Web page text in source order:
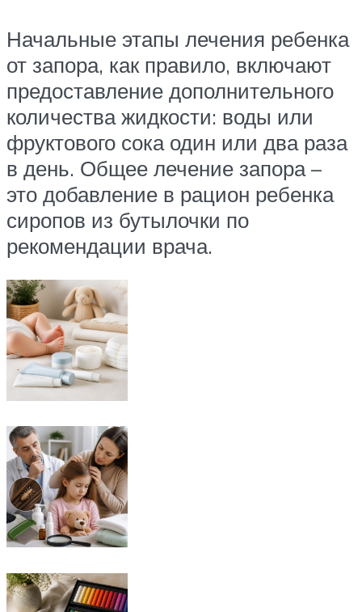
Начальные этапы лечения ребенка
от запора, как правило, включают
предоставление дополнительного
количества жидкости: воды или
фруктового сока один или два раза
в день. Общее лечение запора –
это добавление в рацион ребенка
сиропов из бутылочки по
рекомендации врача.